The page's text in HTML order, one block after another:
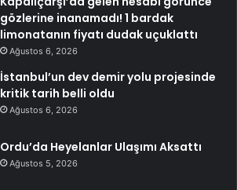
gözlerine inanamadı! 1 bardak
limonatanın fiyatı dudak uçuklattı
Ağustos 6, 2026
İstanbul’un dev demir yolu projesinde
kritik tarih belli oldu
Ağustos 6, 2026
Ordu’da Heyelanlar Ulaşımı Aksattı
Ağustos 5, 2026